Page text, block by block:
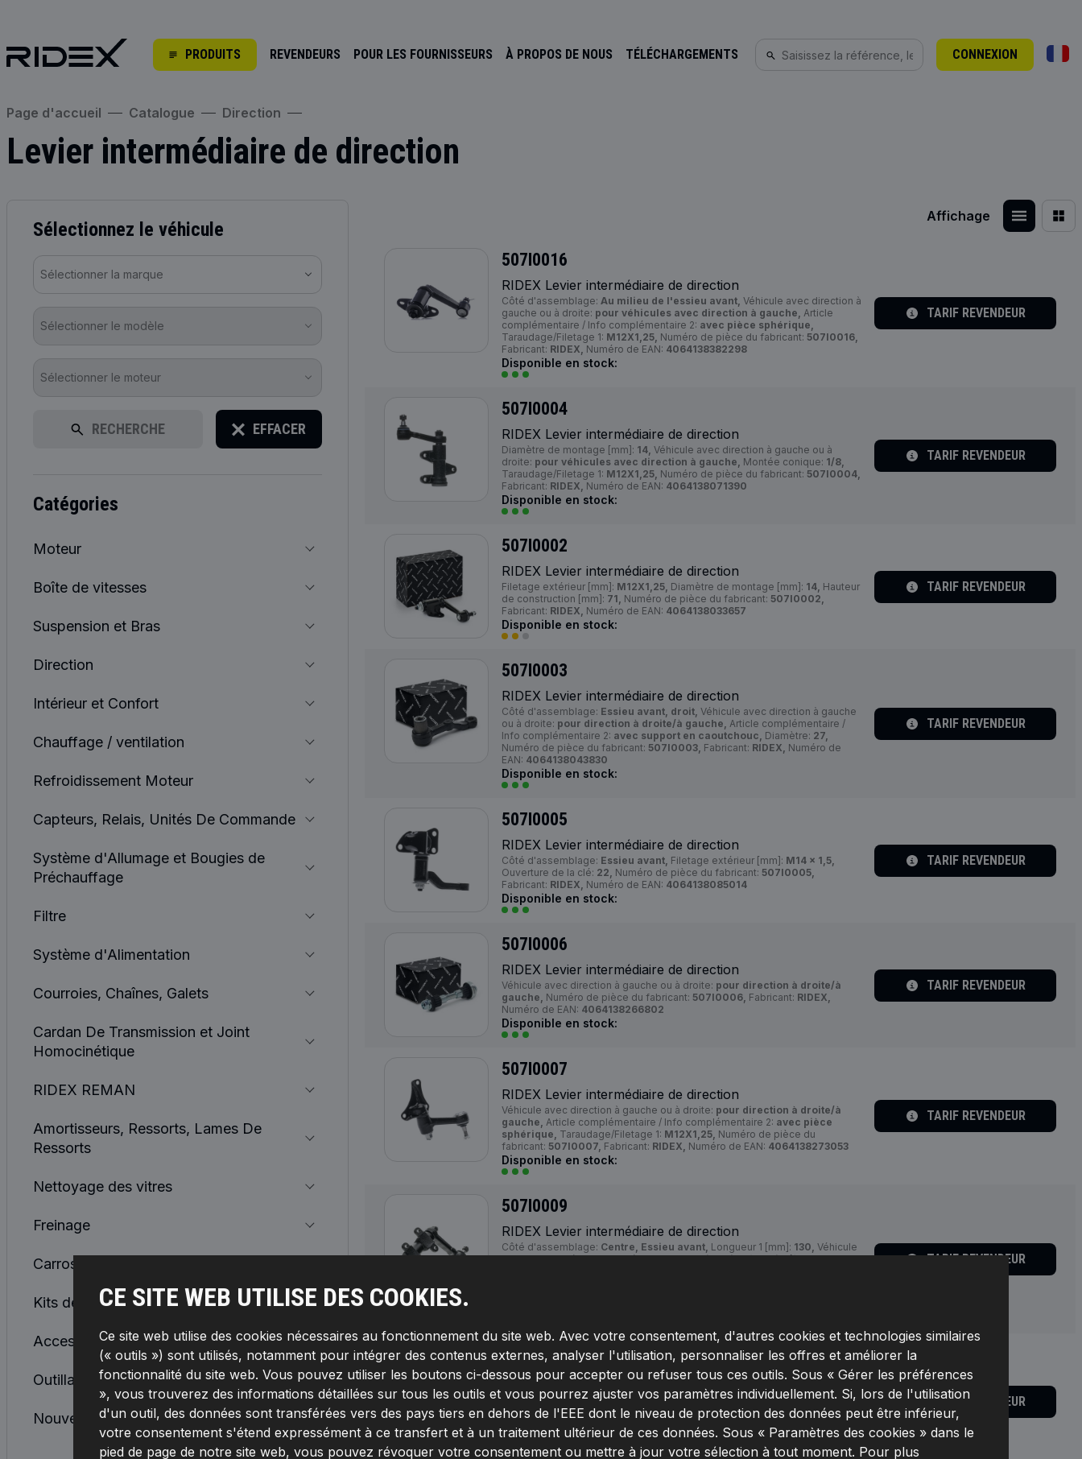
PRODUITS REVENDEURS POUR LES FOURNISSEURS À PROPOS DE NOUS TÉLÉCHARGEMENTS CONNEXION
CE SITE WEB UTILISE DES COOKIES.
Ce site web utilise des cookies nécessaires au fonctionnement du site web. Avec votre consentement, d'autres cookies et technologies similaires
(« outils ») sont utilisés, notamment pour intégrer des contenus externes, analyser l'utilisation, personnaliser les offres et améliorer la
fonctionnalité du site web. Vous pouvez utiliser les boutons ci-dessous pour accepter ou refuser tous ces outils. Sous « Gérer les préférences
», vous trouverez des informations détaillées sur tous les outils et vous pourrez ajuster vos paramètres individuellement. Si, lors de l'utilisation
d'un outil, des données sont transférées vers des pays tiers en dehors de l'EEE dont le niveau de protection des données peut être inférieur,
votre consentement s'étend expressément à ce transfert et à un traitement ultérieur de ces données. Sous « Paramètres des cookies » dans le
pied de page de notre site web, vous pouvez révoquer votre consentement ou mettre à jour votre sélection à tout moment. Pour plus
Page d'accueil Catalogue Direction
Levier intermédiaire de direction
Sélectionnez le véhicule
Sélectionner la marque
Sélectionner le modèle
Sélectionner le moteur
RECHERCHE EFFACER
catégories
Moteur
Boîte de vitesses
Suspension et Bras
Direction
Intérieur et Confort
Chauffage / ventilation
Refroidissement Moteur
Capteurs, Relais, Unités De Commande
Système d'Allumage et Bougies de
Préchauffage
Filtre
Système d'Alimentation
Courroies, Chaînes, Galets
Cardan De Transmission et Joint
Homocinétique
RIDEX REMAN
Amortisseurs, Ressorts, Lames De
Ressorts
Nettoyage des vitres
Freinage
Carrosserie
Kits de réparation
Accessoires auto
Outillage & équipement
Nouveau
Affichage
507I0016
RIDEX Levier intermédiaire de direction
Côté d'assemblage: Au milieu de l'essieu avant, Véhicule avec direction à
gauche ou à droite: pour véhicules avec direction à gauche, Article
complémentaire / Info complémentaire 2: avec pièce sphérique,
Taraudage/Filetage 1: M12X1,25, Numéro de pièce du fabricant: 507I0016,
Fabricant: RIDEX, Numéro de EAN: 4064138382298
Disponible en stock:
TARIF REVENDEUR
507I0004
RIDEX Levier intermédiaire de direction
Diamètre de montage [mm]: 14, Véhicule avec direction à gauche ou à
droite: pour véhicules avec direction à gauche, Montée conique: 1/8,
Taraudage/Filetage 1: M12X1,25, Numéro de pièce du fabricant: 507I0004,
Fabricant: RIDEX, Numéro de EAN: 4064138071390
Disponible en stock:
TARIF REVENDEUR
507I0002
RIDEX Levier intermédiaire de direction
Filetage extérieur [mm]: M12X1,25, Diamètre de montage [mm]: 14, Hauteur
de construction [mm]: 71, Numéro de pièce du fabricant: 507I0002,
Fabricant: RIDEX, Numéro de EAN: 4064138033657
Disponible en stock:
TARIF REVENDEUR
507I0003
RIDEX Levier intermédiaire de direction
Côté d'assemblage: Essieu avant, droit, Véhicule avec direction à gauche
ou à droite: pour direction à droite/à gauche, Article complémentaire /
Info complémentaire 2: avec support en caoutchouc, Diamètre: 27,
Numéro de pièce du fabricant: 507I0003, Fabricant: RIDEX, Numéro de
EAN: 4064138043830
Disponible en stock:
TARIF REVENDEUR
507I0005
RIDEX Levier intermédiaire de direction
Côté d'assemblage: Essieu avant, Filetage extérieur [mm]: M14 x 1,5,
Ouverture de la clé: 22, Numéro de pièce du fabricant: 507I0005,
Fabricant: RIDEX, Numéro de EAN: 4064138085014
Disponible en stock:
TARIF REVENDEUR
507I0006
RIDEX Levier intermédiaire de direction
Véhicule avec direction à gauche ou à droite: pour direction à droite/à
gauche, Numéro de pièce du fabricant: 507I0006, Fabricant: RIDEX,
Numéro de EAN: 4064138266802
Disponible en stock:
TARIF REVENDEUR
507I0007
RIDEX Levier intermédiaire de direction
Véhicule avec direction à gauche ou à droite: pour direction à droite/à
gauche, Article complémentaire / Info complémentaire 2: avec pièce
sphérique, Taraudage/Filetage 1: M12X1,25, Numéro de pièce du
fabricant: 507I0007, Fabricant: RIDEX, Numéro de EAN: 4064138273053
Disponible en stock:
TARIF REVENDEUR
507I0009
RIDEX Levier intermédiaire de direction
Côté d'assemblage: Centre, Essieu avant, Longueur 1 [mm]: 130, Véhicule
avec direction à gauche ou à droite:pour direction à droite/à gauche,
TARIF REVENDEUR
507I0010
RIDEX Levier intermédiaire de direction
Longueur [mm]:121,5,Véhicule avec direction à gauche ou à droite:pour
direction à droite/à gauche,Dimension du cône [mm]: 13,6,Numéro de
pièce du fabricant:507I0010, Fabricant: RIDEX,Numéro de EAN:
4064138299763
Disponible en stock:
TARIF REVENDEUR